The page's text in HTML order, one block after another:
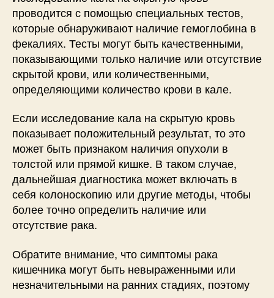
проводится с помощью специальных тестов,
которые обнаруживают наличие гемоглобина в
фекалиях. Тесты могут быть качественными,
показывающими только наличие или отсутствие
скрытой крови, или количественными,
определяющими количество крови в кале.
Если исследование кала на скрытую кровь
показывает положительный результат, то это
может быть признаком наличия опухоли в
толстой или прямой кишке. В таком случае,
дальнейшая диагностика может включать в
себя колоноскопию или другие методы, чтобы
более точно определить наличие или
отсутствие рака.
Обратите внимание, что симптомы рака
кишечника могут быть невыраженными или
незначительными на ранних стадиях, поэтому